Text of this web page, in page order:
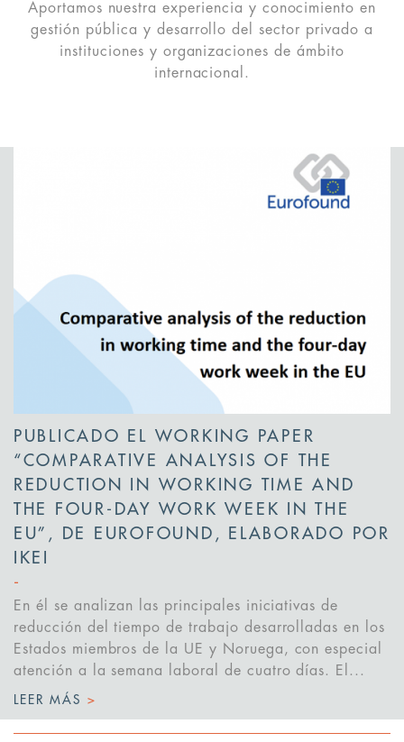
Aportamos nuestra experiencia y conocimiento en
gestión pública y desarrollo del sector privado a
instituciones y organizaciones de ámbito
internacional.
PUBLICADO EL WORKING PAPER
“COMPARATIVE ANALYSIS OF THE
REDUCTION IN WORKING TIME AND
THE FOUR-DAY WORK WEEK IN THE
EU”, DE EUROFOUND, ELABORADO POR
IKEI
En él se analizan las principales iniciativas de
reducción del tiempo de trabajo desarrolladas en los
Estados miembros de la UE y Noruega, con especial
atención a la semana laboral de cuatro días. El...
LEER MÁS >